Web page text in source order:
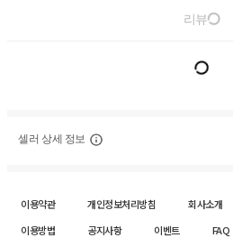
리뷰
셀러 상세 정보
이용약관 개인정보처리방침 회사소개
이용방법
공지사항 이벤트 FAQ